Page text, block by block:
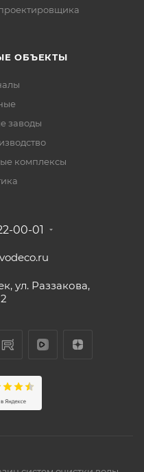
ОБЪЕКТЫ
заводы
комплексы
00-01
ул. Раззакова,